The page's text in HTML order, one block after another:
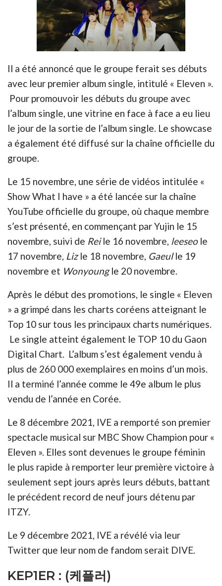
Il a été annoncé que le groupe ferait ses débuts
avec leur premier album single, intitulé « Eleven ».
Pour promouvoir les débuts du groupe avec
l’album single, une vitrine en face à face a eu lieu
le jour de la sortie de l’album single. Le showcase
a également été diffusé sur la chaîne officielle du
groupe.
Le 15 novembre, une série de vidéos intitulée «
Show What I have » a été lancée sur la chaîne
YouTube officielle du groupe, où chaque membre
s’est présenté, en commençant par Yujin le 15
novembre, suivi de Reile 16 novembre, leeseole
17 novembre, Lizle 18 novembre, Gaeulle 19
novembre et Wonyoungle 20 novembre.
Après le début des promotions, le single « Eleven
» a grimpé dans les charts coréens atteignant le
Top 10 sur tous les principaux charts numériques.
Le single atteint également le TOP 10 du Gaon
Digital Chart. L’album s’est également vendu à
plus de 260 000 exemplaires en moins d’un mois.
Il a terminé l’année comme le 49e album le plus
vendu de l’année en Corée.
Le 8 décembre 2021, IVE a remporté son premier
spectacle musical sur MBC Show Champion pour «
Eleven ». Elles sont devenues le groupe féminin
le plus rapide à remporter leur première victoire à
seulement sept jours après leurs débuts, battant
le précédent record de neuf jours détenu par
ITZY.
Le 9 décembre 2021, IVE a révélé via leur
Twitter que leur nom de fandom serait DIVE.
KEP1ER : (케플러)